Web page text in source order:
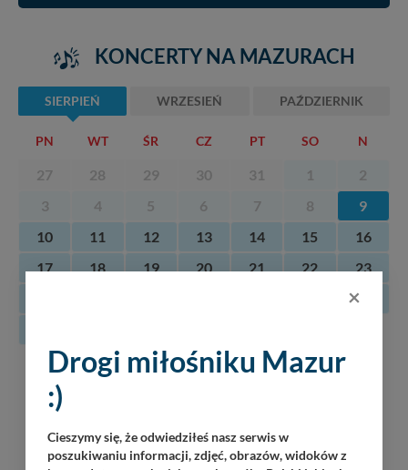
KONCERTY NA MAZURACH
SIERPIEŃ WRZESIEŃ PAŹDZIERNIK
PN WT ŚR CZ PT SO N
27 28 29 30 31 1
2
3
4 5 6 7 8
9
10
11 12 13 14 15
16
17
18 19 20 21 22
23
30
09
08.2026
Jazz Friends
Duet Jak Widać
Wilkasy / Port AZS Wilkasy / 21:00
×
Drogi miłośniku Mazur
:)
Cieszymy się, że odwiedziłeś nasz serwis w
poszukiwaniu informacji, zdjęć, obrazów, widoków z